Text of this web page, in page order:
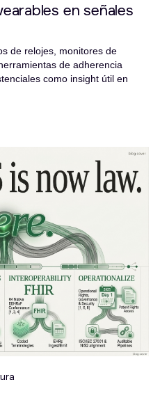
en señales
de relojes, monitores de
de adherencia
como insight útil en